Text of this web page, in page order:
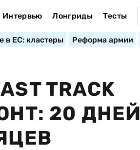
Интервью Лонгриды Тесты
в ЕС: кластеры Реформа армии
TRACK
20 ДНЕЙ